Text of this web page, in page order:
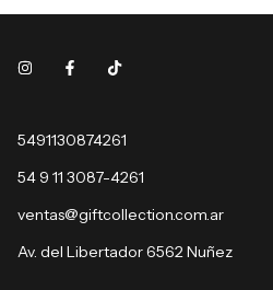
5491130874261
54 9 11 3087-4261
ventas@giftcollection.com.ar
Av. del Libertador 6562 Nuñez